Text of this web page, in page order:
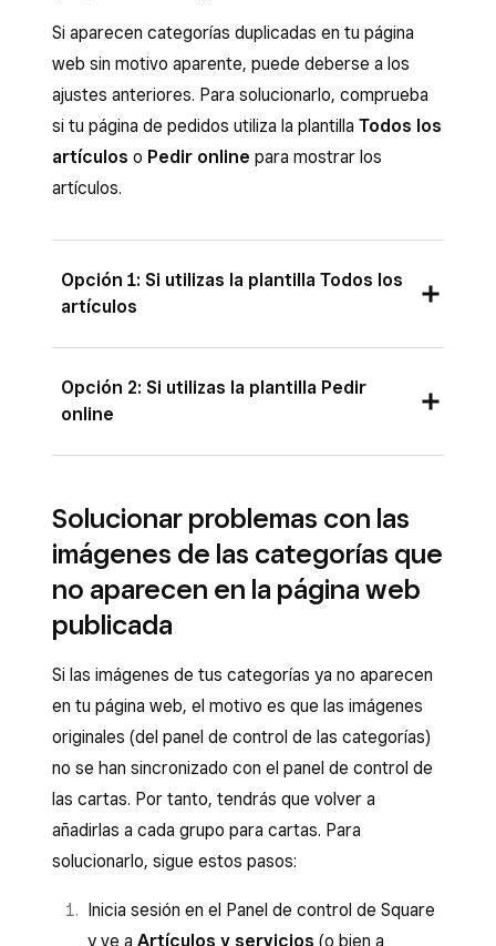
Si aparecen categorías duplicadas en tu página
web sin motivo aparente, puede deberse a los
ajustes anteriores. Para solucionarlo, comprueba
si tu página de pedidos utiliza la plantilla Todos los
artículos o Pedir online para mostrar los
artículos.
Opción 1: Si utilizas la plantilla Todos los
artículos
Inicia sesión en el Panel de control de
Square y ve a
Selecciona la categoría duplicada.
Ve aCanales de venta y horariosy,
junto aCanales, haz clic enEditar.
Desmarca la página web para eliminarla.
A partir de ahora, utiliza cartas para gestionar
los artículos que aparecen en tu página web.
Descubre cómocrear y actualizar las cartas.
Opción 2: Si utilizas la plantilla Pedir
online
artículos para desactivar la categoría. Cambiar
de plantilla no afectará a tus artículos, cartas o
categorías.
Square y ve aVentas en línea> Páginas
web(oTienda virtual).
Haz clic enPágina web>Editor.
Haz clic en el menú desplegable
Coloca el cursor sobre la páginaPedir
online , haz clic en los tres puntos
puedes hacer clic enPedir online,
Solucionar problemas con las
imágenes de las categorías que
no aparecen en la página web
publicada
Si las imágenes de tus categorías ya no aparecen
en tu página web, el motivo es que las imágenes
originales (del panel de control de las categorías)
no se han sincronizado con el panel de control de
las cartas. Por tanto, tendrás que volver a
añadirlas a cada grupo para cartas. Para
solucionarlo, sigue estos pasos:
Inicia sesión en el Panel de control de Square
y ve a Artículos y servicios (o bien a